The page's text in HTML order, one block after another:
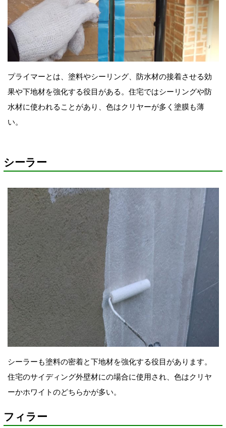
プライマーとは、塗料やシーリング、防水材の接着させる効
果や下地材を強化する役目がある。住宅ではシーリングや防
水材に使われることがあり、色はクリヤーが多く塗膜も薄
い。
シーラー
シーラーも塗料の密着と下地材を強化する役目があります。
住宅のサイディング外壁材にの場合に使用され、色はクリヤ
ーかホワイトのどちらかが多い。
フィラー